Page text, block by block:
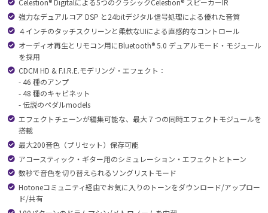
Celestion® Digitalによる5つのクラシックCelestion® スピーカーIR
強力なデュアルコア DSP と24bitデジタル信号処理による優れた音質
４インチのタッチスクリーンと柔軟なUIによる直感的なコントロール
オーディオ再生とリモコン用にBluetooth® 5.0 デュアルモード・モジュール
を採用
CDCM HD & F.I.R.E.モデリング・エフェクト：
- 46 種のアンプ
- 48 種のキャビネット
- 伝説のペダルmodels
エフェクトチェーンが編集可能な、最大７つの同時エフェクトモジュールを
搭載
最大200音色（プリセット）保存可能
アコースティック・ギター用のシミュレーション・エフェクトとトーン
数秒で音色を切り替えられるソングリストモード
Hotoneコミュニティ経由でお気に入りのトーンをダウンロード/アップロー
ド/共有